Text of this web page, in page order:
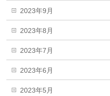
2023年9月
2023年8月
2023年7月
2023年6月
2023年5月